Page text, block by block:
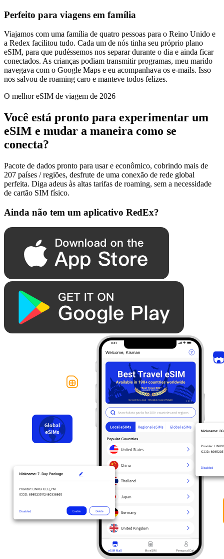
Perfeito para viagens em família
Viajamos com uma família de quatro pessoas para o Reino Unido e
a Redex facilitou tudo. Cada um de nós tinha seu próprio plano
eSIM, para que pudéssemos nos separar durante o dia e ainda ficar
conectados. As crianças podiam transmitir programas, meu marido
navegava com o Google Maps e eu acompanhava os e-mails. Isso
nos salvou de roaming caro e manteve todos felizes.
O melhor eSIM de viagem de 2026
Você está pronto para experimentar um
eSIM e mudar a maneira como se
conecta?
Pacote de dados pronto para usar e econômico, cobrindo mais de
207 países / regiões, desfrute de uma conexão de rede global
perfeita. Diga adeus às altas tarifas de roaming, sem a necessidade
de cartão SIM físico.
Ainda não tem um aplicativo RedEx?